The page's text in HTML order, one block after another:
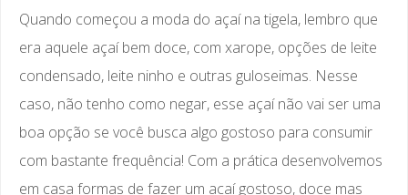
Quando começou a moda do açaí na tigela, lembro que
era aquele açaí bem doce, com xarope, opções de leite
condensado, leite ninho e outras guloseimas. Nesse
caso, não tenho como negar, esse açaí não vai ser uma
boa opção se você busca algo gostoso para consumir
com bastante frequência! Com a prática desenvolvemos
em casa formas de fazer um acaí gostoso, doce mas